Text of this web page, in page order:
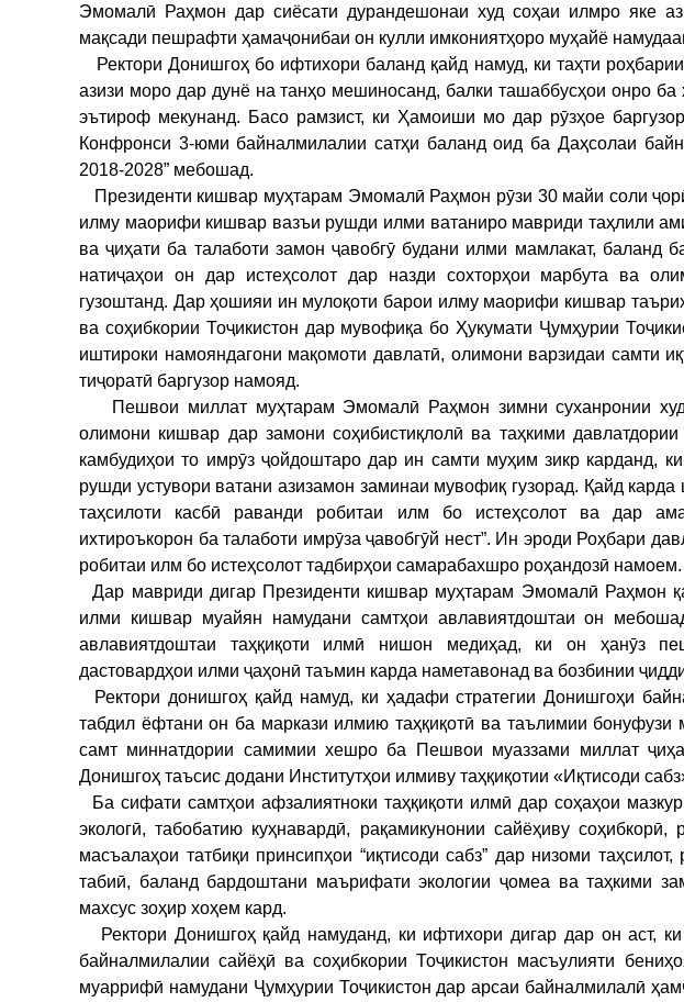
Эмомалӣ Раҳмон дар сиёсати дурандешонаи худ соҳаи илмро яке
мақсади пешрафти ҳамаҷонибаи он кулли имкониятҳоро муҳайё
Ректори Донишгоҳ бо ифтихори баланд қайд намуд, ки таҳти
азизи моро дар дунё на танҳо мешиносанд, балки ташаббусҳои онро
эътироф мекунанд. Басо рамзист, ки Ҳамоиши мо дар рӯзҳое
Конфронси 3-юми байналмилалии сатҳи баланд оид ба Даҳсолаи
2018-2028” мебошад.
Президенти кишвар муҳтарам Эмомалӣ Раҳмон рӯзи 30 майи соли
илму маорифи кишвар вазъи рушди илми ватаниро мавриди таҳлили
ва ҷиҳати ба талаботи замон ҷавобгӯ будани илми мамлакат, баланд
натиҷаҳои он дар истеҳсолот дар назди сохторҳои марбута ва
гузоштанд. Дар ҳошияи ин мулоқоти барои илму маорифи кишвар
ва соҳибкории Тоҷикистон дар мувофиқа бо Ҳукумати Ҷумҳурии
иштироки намояндагони мақомоти давлатӣ, олимони варзидаи самти
тиҷоратӣ баргузор намояд.
Пешвои миллат муҳтарам Эмомалӣ Раҳмон зимни суханронии худ
олимони кишвар дар замони соҳибистиқлолӣ ва таҳкими
камбудиҳои то имрӯз ҷойдоштаро дар ин самти муҳим зикр карданд,
рушди устувори ватани азизамон заминаи мувофиқ гузорад. Қайд
таҳсилоти касбӣ раванди робитаи илм бо истеҳсолот ва дар
ихтироъкорон ба талаботи имрӯза ҷавобгӯй нест”. Ин эроди Роҳбари
робитаи илм бо истеҳсолот тадбирҳои самарабахшро роҳандозӣ намоем.
Дар мавриди дигар Президенти кишвар муҳтарам Эмомалӣ Раҳмон
илми кишвар муайян намудани самтҳои авлавиятдоштаи он
авлавиятдоштаи таҳқиқоти илмӣ нишон медиҳад, ки он ҳанӯз
дастовардҳои илми ҷаҳонӣ таъмин карда наметавонад ва бозбинии
Ректори донишгоҳ қайд намуд, ки ҳадафи стратегии Донишгоҳи
табдил ёфтани он ба маркази илмию таҳқиқотӣ ва таълимии
самт миннатдории самимии хешро ба Пешвои муаззами миллат
Донишгоҳ таъсис додани Институтҳои илмиву таҳқиқотии «Иқтисоди
Ба сифати самтҳои афзалиятноки таҳқиқоти илмӣ дар соҳаҳои
экологӣ, табобатию куҳнавардӣ, рақамикунонии сайёҳиву
масъалаҳои татбиқи принсипҳои “иқтисоди сабз” дар низоми
табиӣ, баланд бардоштани маърифати экологии ҷомеа ва таҳкими
махсус зоҳир хоҳем кард.
Ректори Донишгоҳ қайд намуданд, ки ифтихори дигар дар он аст,
байналмилалии сайёҳӣ ва соҳибкории Тоҷикистон масъулияти
муаррифӣ намудани Ҷумҳурии Тоҷикистон дар арсаи байналмилалӣ